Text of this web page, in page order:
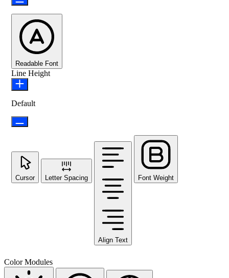
Readable Font
Line Height
Default
Cursor Letter Spacing
Align Text
Font Weight
Color Modules